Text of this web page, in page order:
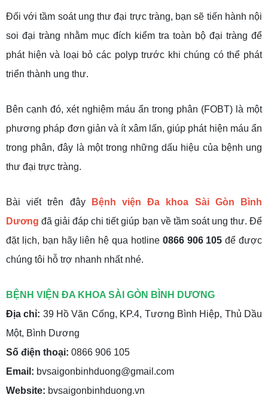
Đối với tầm soát ung thư đại trực tràng, bạn sẽ tiến hành nội
soi đại tràng nhằm mục đích kiểm tra toàn bộ đại tràng để
phát hiện và loại bỏ các polyp trước khi chúng có thể phát
triển thành ung thư.
Bên cạnh đó, xét nghiệm máu ẩn trong phân (FOBT) là một
phương pháp đơn giản và ít xâm lấn, giúp phát hiện máu ẩn
trong phân, đây là một trong những dấu hiệu của bệnh ung
thư đại trực tràng.
Bài viết trên đây
Bệnh viện Đa khoa Sài Gòn Bình
Dương đã giải đáp chi tiết giúp bạn về tầm soát ung thư. Để
đặt lịch, bạn hãy liên hệ qua hotline 0866 906 105 để được
chúng tôi hỗ trợ nhanh nhất nhé.
BỆNH VIỆN ĐA KHOA SÀI GÒN BÌNH DƯƠNG
Địa chỉ: 39 Hồ Văn Cống, KP.4, Tương Bình Hiệp, Thủ Dầu
Một, Bình Dương
Số điện thoại: 0866 906 105
Email: bvsaigonbinhduong@gmail.com
Website: bvsaigonbinhduong.vn